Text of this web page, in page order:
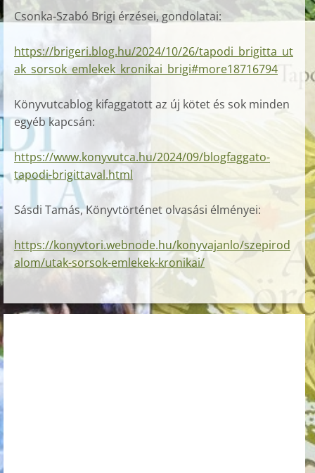
Csonka-Szabó Brigi érzései, gondolatai:
https://brigeri.blog.hu/2024/10/26/tapodi_brigitta_ut
ak_sorsok_emlekek_kronikai_brigi#more18716794
Könyvutcablog kifaggatott az új kötet és sok minden
egyéb kapcsán:
https://www.konyvutca.hu/2024/09/blogfaggato-
tapodi-brigittaval.html
Sásdi Tamás, Könyvtörténet olvasási élményei:
https://konyvtori.webnode.hu/konyvajanlo/szepirod
alom/utak-sorsok-emlekek-kronikai/